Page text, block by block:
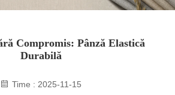
Compromis: Pânză Elastică
Durabilă
Time : 2025-11-15